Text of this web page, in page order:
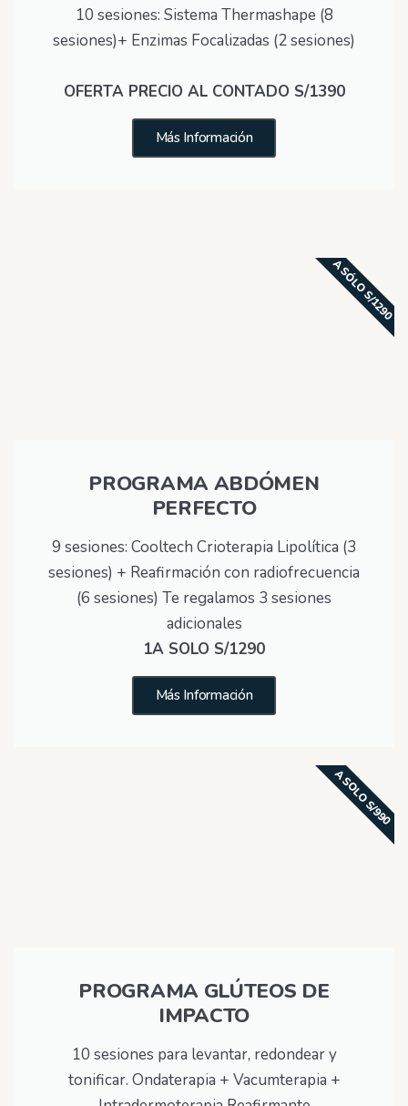
10 sesiones: Sistema Thermashape (8
sesiones)+ Enzimas Focalizadas (2 sesiones)
OFERTA PRECIO AL CONTADO S/1390
Más Información
PROGRAMA ABDÓMEN
PERFECTO
9 sesiones: Cooltech Crioterapia Lipolítica (3
sesiones) + Reafirmación con radiofrecuencia
(6 sesiones) Te regalamos 3 sesiones
adicionales
1A SOLO S/1290
Más Información
A SÓLO S/1290
PROGRAMA GLÚTEOS DE
IMPACTO
10 sesiones para levantar, redondear y
tonificar. Ondaterapia + Vacumterapia +
A SOLO S/990